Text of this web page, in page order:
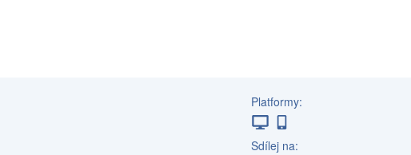
Platformy:
Sdílej na: